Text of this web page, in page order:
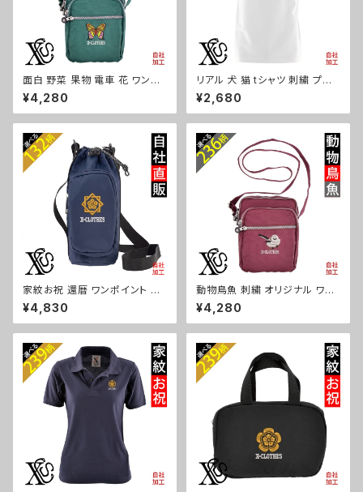
面白 野菜 果物 電車 花 ワンポ
イント 刺繍 ミニ ショルダーバッ
グ レディース メンズ スマホ シ
ェニール 軽量 小物 ワンショル
柄 ori-a-bag75-b09-s
¥4,280
リアル 犬 猫 tシャツ 刺繍 プレ
ゼント 5.6oz オリジナル 半袖
Tシャツ メンズ ワンポイント ロ
ゴ おしゃれ 無地 カットソー 和
シュナウザー パグ フレンチブル
ドッグ X-CLOTHES 猫図鑑 犬
図鑑 ori-am-tst2-g10-s
¥2,680
家紋お祝 還暦 ワンポイント 刺
繍ボトルケース ペットボトルホ
ルダー 保冷 保温 670ml レデ
ィース メンズ 雑貨 グッズ 自社
藤 羽 菱 唐花 木瓜 蔦 桐 ロゴ
スカル ori-a-bg173-b07-s
¥4,830
動物鳥魚 刺繍 オリジナル ワン
ポイント ミニ ショルダーバッグ
レディース メンズ スマホ シェニ
ール 軽量 小物 ワンショルダー
馬 豚 魚 ori-a-bag75-b06-
s
¥4,280